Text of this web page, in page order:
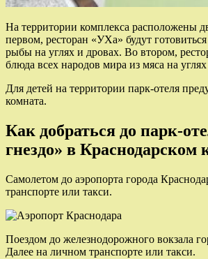
На территории комплекса расположены
первом, ресторан «УХа» будут
рыбы на углях и дровах. Во втором,
блюда всех народов мира из мяса на
Для детей на территории парк-отеля
комната.
Как добраться до парк-
гнездо» в Краснодарском
Самолетом до аэропорта города
транспорте или такси.
Поездом до железнодорожного вокзала
Далее на личном транспорте или такси.